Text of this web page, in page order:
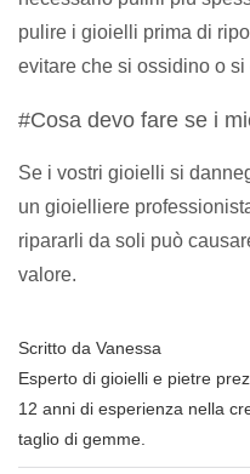
pulire i gioielli prima di
evitare che si ossidino o
#Cosa devo fare se i
Se i vostri gioielli si
un gioielliere
ripararli da soli può
valore.
Scritto da Vanessa
Esperto di gioielli e pietre
12 anni di esperienza nella
taglio di gemme.